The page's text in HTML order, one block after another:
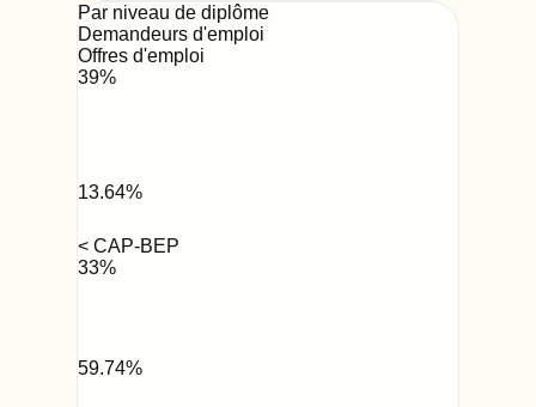
Par niveau de diplôme
Demandeurs d'emploi
Offres d'emploi
39%
13.64%
< CAP-BEP
33%
59.74%